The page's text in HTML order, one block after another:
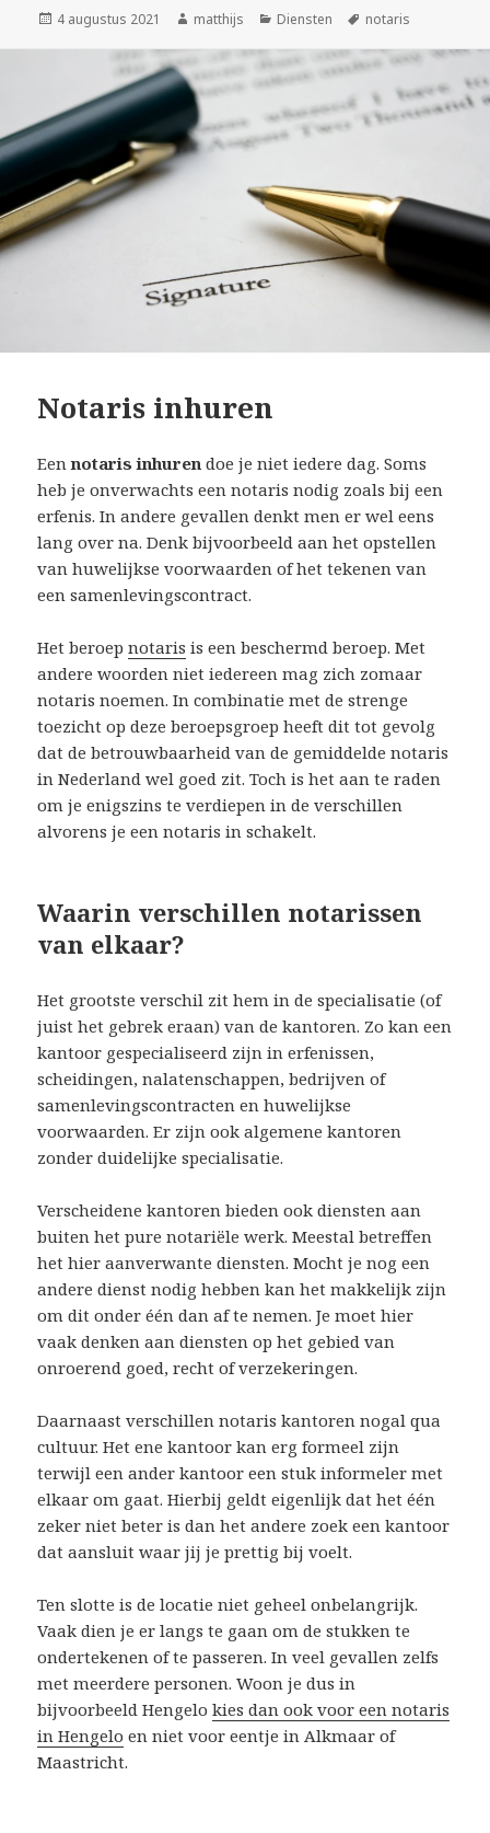
Geplaatst
4 augustus 2021 Auteur
matthijs Categorieën
Diensten Tags
notaris
Notaris inhuren
Eennotaris inhuren doe je niet iedere dag. Soms
heb je onverwachts een notaris nodig zoals bij een
erfenis. In andere gevallen denkt men er wel eens
lang over na. Denk bijvoorbeeld aan het opstellen
van huwelijkse voorwaarden of het tekenen van
een samenlevingscontract.
Het beroepnotaris is een beschermd beroep. Met
andere woorden niet iedereen mag zich zomaar
notaris noemen. In combinatie met de strenge
toezicht op deze beroepsgroep heeft dit tot gevolg
dat de betrouwbaarheid van de gemiddelde notaris
in Nederland wel goed zit. Toch is het aan te raden
om je enigszins te verdiepen in de verschillen
alvorens je een notaris in schakelt.
Waarin verschillen notarissen
van elkaar?
Het grootste verschil zit hem in de specialisatie (of
juist het gebrek eraan) van de kantoren. Zo kan een
kantoor gespecialiseerd zijn in erfenissen,
scheidingen, nalatenschappen, bedrijven of
samenlevingscontracten en huwelijkse
voorwaarden. Er zijn ook algemene kantoren
zonder duidelijke specialisatie.
Verscheidene kantoren bieden ook diensten aan
buiten het pure notariële werk. Meestal betreffen
het hier aanverwante diensten. Mocht je nog een
andere dienst nodig hebben kan het makkelijk zijn
om dit onder één dan af te nemen. Je moet hier
vaak denken aan diensten op het gebied van
onroerend goed, recht of verzekeringen.
Daarnaast verschillen notaris kantoren nogal qua
cultuur. Het ene kantoor kan erg formeel zijn
terwijl een ander kantoor een stuk informeler met
elkaar om gaat. Hierbij geldt eigenlijk dat het één
zeker niet beter is dan het andere zoek een kantoor
dat aansluit waar jij je prettig bij voelt.
Ten slotte is de locatie niet geheel onbelangrijk.
Vaak dien je er langs te gaan om de stukken te
ondertekenen of te passeren. In veel gevallen zelfs
met meerdere personen. Woon je dus in
bijvoorbeeld Hengelokies dan ook voor een notaris
in Hengelo en niet voor eentje in Alkmaar of
Maastricht.